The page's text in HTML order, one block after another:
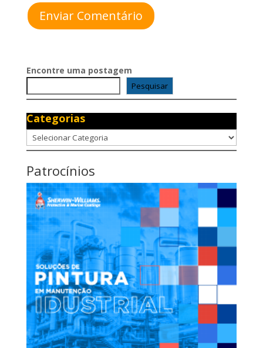
Enviar Comentário
Encontre uma postagem
Pesquisar
Categorias
Categorias
Patrocínios